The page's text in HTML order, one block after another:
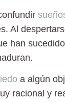
Al
han
a algún
racional y